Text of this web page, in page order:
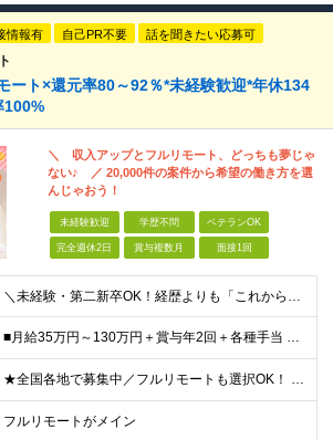
情報有 自己PR不要 話を聞きたい応募可
ート×還元率80～92％*未経験歓迎*年休134
100%
＼ 収入アップとフルリモート、どっちも夢じゃ
ない♪ ／ 20,000件の案件から希望の働き方を選
んじゃおう！
未経験歓迎 学歴不問 ベテランOK
完全週休2日 賞与複数月 面接1回
＼未経験・第二新卒OK！経歴よりも「これから」を重視します／ 学歴やブランク、転職回数は一切問いません。 「エンジニアとして一歩踏み出したい」 「もっと市場価値を高めたい」という純粋な意欲がある方を
■月給35万円～130万円＋賞与年2回＋各種手当 ※システムエンジニアの経験をお持ちの方は月給41万円以上＋賞与年2回（108万円～）＋手当 ■単価（年収）アップのチャンスは最大年12回 ※残業代
★全国各地で募集中／フルリモートも選択OK！ ご自宅から通いやすい「全国のプロジェクト先」または「フルリモート・リモート」での勤務となります。 ※フルリモート勤務がメイン ※出社頻度：リモート・出社
フルリモートがメイン